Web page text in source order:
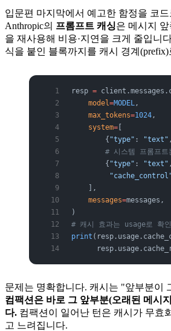
입문편 마지막에서 예고한 함정을 코
Anthropic의 프롬프트 캐싱은 메시지
을 재사용해 비용·지연을 크게 줄입니
식을 붙인 블록까지를 캐시 경계
resp =
    model
=MODEL ,
    max_tokens
=1024 ,
    system
= [
        {
"type" : "text"
# 시스템 프롬프트
        {
"type" : "text"
    ],
    messages
=messages,
)
# 캐시 효과는 usage로 확
print
문제는 명확합니다. 캐시는 "앞부분이
컴팩션은 바로 그 앞부분(오래된 메시
다. 컴팩션이 일어난 턴은 캐시가 무효
고 느려집니다.